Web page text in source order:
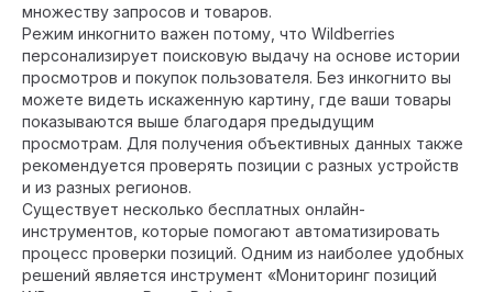
множеству запросов и товаров.
Режим инкогнито важен потому, что Wildberries
персонализирует поисковую выдачу на основе истории
просмотров и покупок пользователя. Без инкогнито вы
можете видеть искаженную картину, где ваши товары
показываются выше благодаря предыдущим
просмотрам. Для получения объективных данных также
рекомендуется проверять позиции с разных устройств
и из разных регионов.
Существует несколько бесплатных онлайн-
инструментов, которые помогают автоматизировать
процесс проверки позиций. Одним из наиболее удобных
решений является инструмент «Мониторинг позиций